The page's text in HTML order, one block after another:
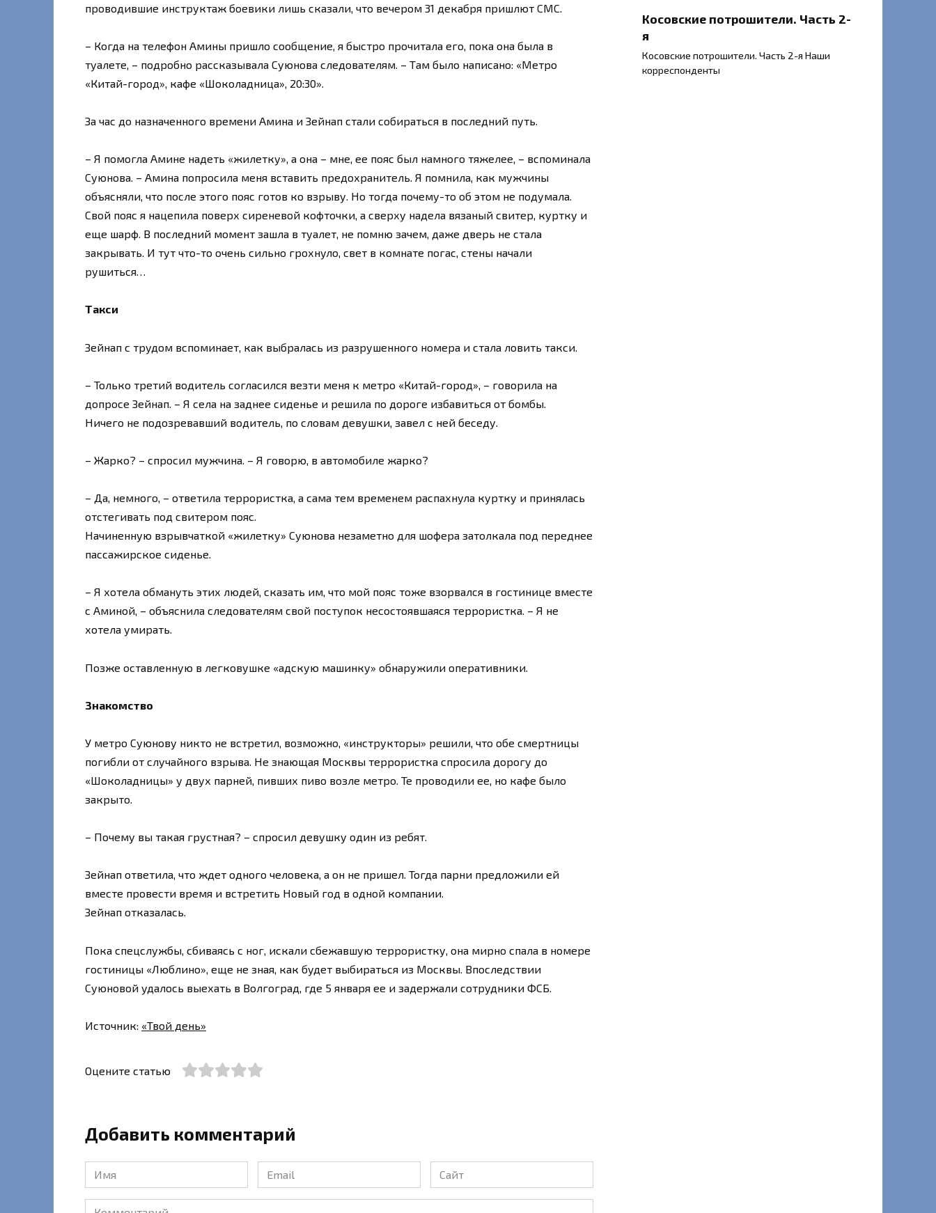
проводившие инструктаж боевики лишь сказали, что вечером 31 декабря пришлют СМС.
– Когда на телефон Амины пришло сообщение, я быстро прочитала его, пока она была в
туалете, – подробно рассказывала Суюнова следователям. – Там было написано: «Метро
«Китай-город», кафе «Шоколадница», 20:30».
За час до назначенного времени Амина и Зейнап стали собираться в последний путь.
– Я помогла Амине надеть «жилетку», а она – мне, ее пояс был намного тяжелее, – вспоминала
Суюнова. – Амина попросила меня вставить предохранитель. Я помнила, как мужчины
объясняли, что после этого пояс готов ко взрыву. Но тогда почему-то об этом не подумала.
Свой пояс я нацепила поверх сиреневой кофточки, а сверху надела вязаный свитер, куртку и
еще шарф. В последний момент зашла в туалет, не помню зачем, даже дверь не стала
закрывать. И тут что-то очень сильно грохнуло, свет в комнате погас, стены начали
рушиться…
Такси
Зейнап с трудом вспоминает, как выбралась из разрушенного номера и стала ловить такси.
– Только третий водитель согласился везти меня к метро «Китай-город», – говорила на
допросе Зейнап. – Я села на заднее сиденье и решила по дороге избавиться от бомбы.
Ничего не подозревавший водитель, по словам девушки, завел с ней беседу.
– Жарко? – спросил мужчина. – Я говорю, в автомобиле жарко?
– Да, немного, – ответила террористка, а сама тем временем распахнула куртку и принялась
отстегивать под свитером пояс.
Начиненную взрывчаткой «жилетку» Суюнова незаметно для шофера затолкала под переднее
пассажирское сиденье.
– Я хотела обмануть этих людей, сказать им, что мой пояс тоже взорвался в гостинице вместе
с Аминой, – объяснила следователям свой поступок несостоявшаяся террористка. – Я не
хотела умирать.
Позже оставленную в легковушке «адскую машинку» обнаружили оперативники.
Знакомство
У метро Суюнову никто не встретил, возможно, «инструкторы» решили, что обе смертницы
погибли от случайного взрыва. Не знающая Москвы террористка спросила дорогу до
«Шоколадницы» у двух парней, пивших пиво возле метро. Те проводили ее, но кафе было
закрыто.
– Почему вы такая грустная? – спросил девушку один из ребят.
Зейнап ответила, что ждет одного человека, а он не пришел. Тогда парни предложили ей
вместе провести время и встретить Новый год в одной компании.
Зейнап отказалась.
Пока спецслужбы, сбиваясь с ног, искали сбежавшую террористку, она мирно спала в номере
гостиницы «Люблино», еще не зная, как будет выбираться из Москвы. Впоследствии
Суюновой удалось выехать в Волгоград, где 5 января ее и задержали сотрудники ФСБ.
Источник: «Твой день»
Оцените статью
Добавить комментарий
Имя
*
Email
*
Сайт
Комментарий
Косовские потрошители. Часть 2-
я
Косовские потрошители. Часть 2-я Наши
корреспонденты